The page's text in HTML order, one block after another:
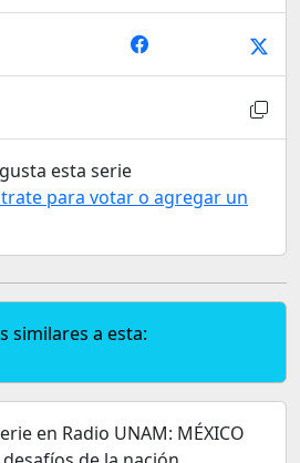
esta serie
para votar o agregar un
similares a esta: